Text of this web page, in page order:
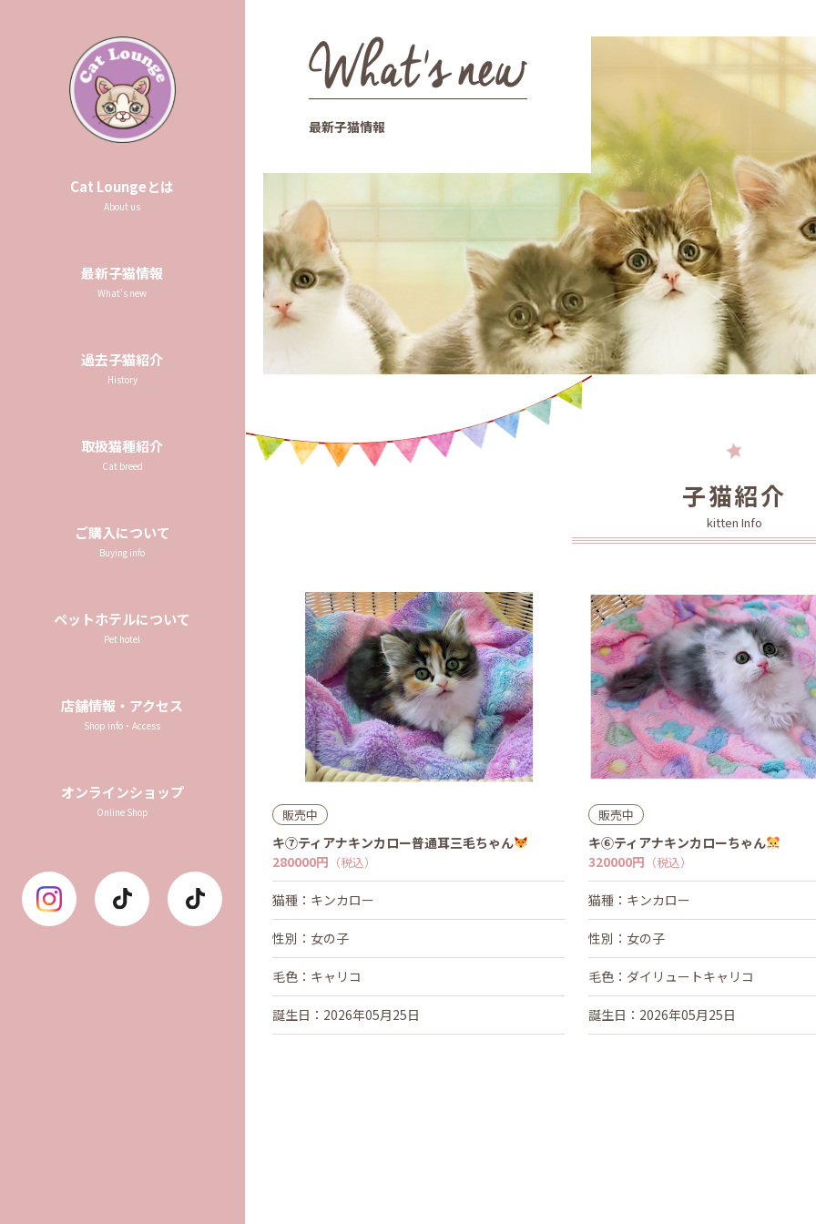
Cat Loungeとは
About us
最新子猫情報
What's new
過去子猫紹介
History
取扱猫種紹介
Cat breed
ご購入について
Buying info
ペットホテルについて
Pet hotel
店舗情報・アクセス
Shop info・Access
オンラインショップ
Online Shop
最新子猫情報
子猫紹介
kitten Info
販売中
キ⑦ティアナキンカロー普通耳三毛ちゃん
280000円 （税込）
猫種：キンカロー
性別：女の子
毛色：キャリコ
誕生日：2026年05月25日
販売中
キ⑥ティアナキンカローちゃん
320000円 （税込）
猫種：キンカロー
性別：女の子
毛色：ダイリュートキャリコ
誕生日：2026年05月25日